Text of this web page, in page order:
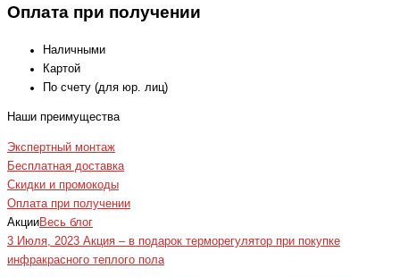
Оплата при получении
Наличными
Картой
По счету (для юр. лиц)
Наши преимущества
Экспертный монтаж
Бесплатная доставка
Скидки и промокоды
Оплата при получении
АкцииВесь блог
3 Июля, 2023 Акция – в подарок терморегулятор при покупке
инфракрасного теплого пола